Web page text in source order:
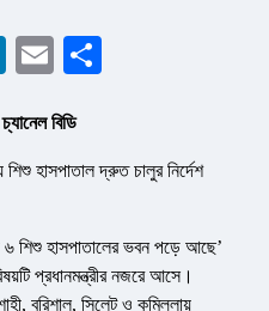
LinkedIn
Email
বিডি
হাসপাতাল দ্রুত চালুর নির্দেশ
শিশু হাসপাতালের ভবন পড়ে আছে’
প্রধানমন্ত্রীর নজরে আসে।
বরিশাল, সিলেট ও কুমিল্লায়